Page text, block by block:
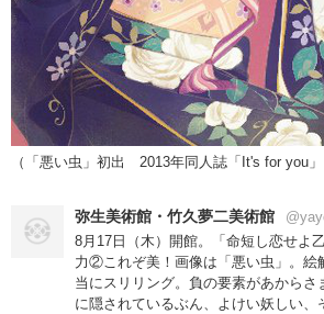
（「悪い虫」初出 2013年同人誌「It's for you」
弥生美術館・竹久夢二美術館
8月17日（木）開館。「命短し恋せよ
力②これぞ美！画像は「悪い虫」。絵
当にスリリング。負の要素があからさ
に隠されているぶん、よけい妖しい、